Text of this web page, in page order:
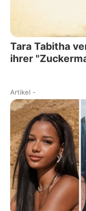
Tara Tabitha
ihrer
Artikel -